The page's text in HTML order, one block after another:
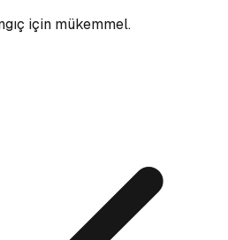
için mükemmel.